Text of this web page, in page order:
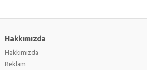
Hakkımızda
Hakkımızda
Reklam